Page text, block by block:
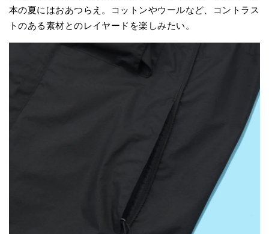
本の夏にはおあつらえ。コットンやウールなど、コントラス
トのある素材とのレイヤードを楽しみたい。